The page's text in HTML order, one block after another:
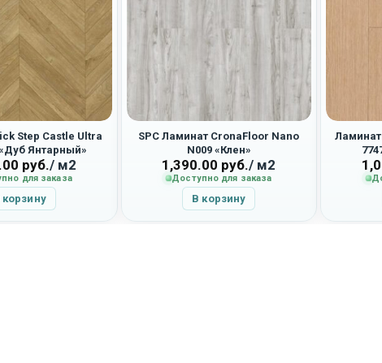
Step Castle Ultra
«Дуб Янтарный»
руб./ м2
для заказа
корзину
SPC Ламинат CronaFloor Nano
N009 «Клен»
1,390.00 руб./ м2
Доступно для заказа
В корзину
Ламинат